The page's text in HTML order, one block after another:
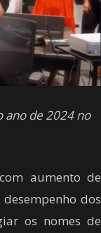
ano de 2024 no
aumento de
dos
os nomes de